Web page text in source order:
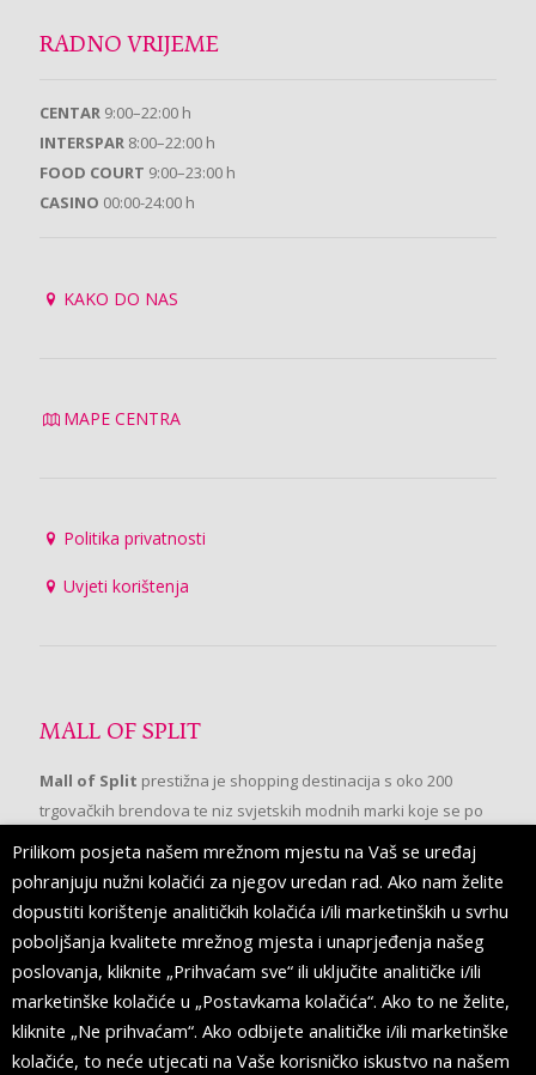
RADNO VRIJEME
CENTAR 9:00–22:00 h
INTERSPAR 8:00–22:00 h
FOOD COURT 9:00–23:00 h
CASINO 00:00-24:00 h
KAKO DO NAS
MAPE CENTRA
Politika privatnosti
Uvjeti korištenja
MALL OF SPLIT
Mall of Split prestižna je shopping destinacija s oko 200
trgovačkih brendova te niz svjetskih modnih marki koje se po
prvi put pojavljuju u Splitu.
PRATITE NAS
Prilikom posjeta našem mrežnom mjestu na Vaš se uređaj
pohranjuju nužni kolačići za njegov uredan rad. Ako nam želite
dopustiti korištenje analitičkih kolačića i/ili marketinških u svrhu
poboljšanja kvalitete mrežnog mjesta i unaprjeđenja našeg
poslovanja, kliknite „Prihvaćam sve“ ili uključite analitičke i/ili
marketinške kolačiće u „Postavkama kolačića“. Ako to ne želite,
kliknite „Ne prihvaćam“. Ako odbijete analitičke i/ili marketinške
kolačiće, to neće utjecati na Vaše korisničko iskustvo na našem